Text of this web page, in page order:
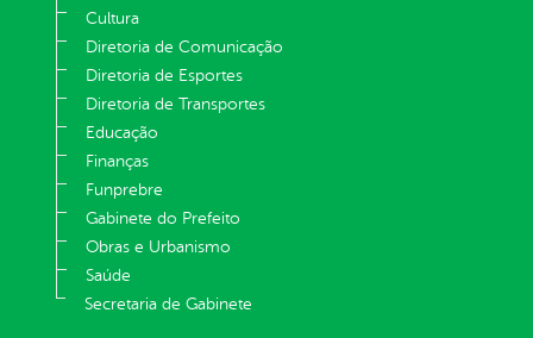
Cultura
Diretoria de Comunicação
Diretoria de Esportes
Diretoria de Transportes
Educação
Finanças
Funprebre
Gabinete do Prefeito
Obras e Urbanismo
Saúde
Secretaria de Gabinete